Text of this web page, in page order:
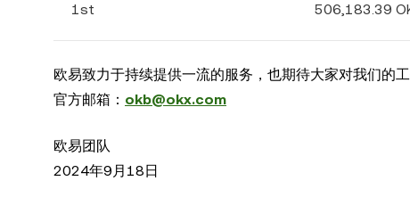
1st 506,183.39
欧易致力于持续提供一流的服务，也期待大家对我们的
官方邮箱： okb@okx.com
欧易团队
2024年9月18日